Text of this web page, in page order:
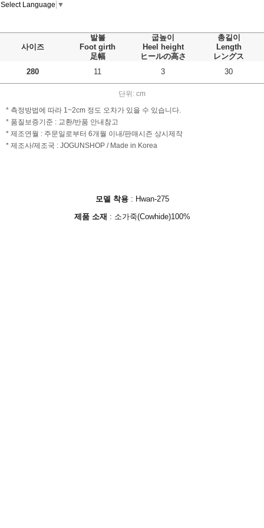
Select Language ▼
사이즈
발볼
Foot girth
足幅
굽높이
Heel height
ヒールの高さ
총길이
Length
レングス
280
11 3 30
단위: cm
* 측정방법에 따라 1~2cm 정도 오차가 있을 수 있습니다.
* 품질보증기준 : 교환/반품 안내참고
* 제조연월 : 주문일로부터 6개월 이내/판매시즌 상시제작
* 제조사/제조국 : JOGUNSHOP / Made in Korea
모델 착용: Hwan-275
제품 소재 : 소가죽(Cowhide)100%